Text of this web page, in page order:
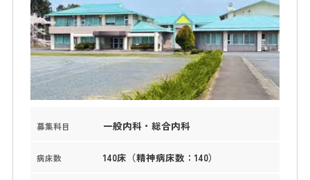
募集科目 一般内科・総合内科
病床数 140床（精神病床数：140）